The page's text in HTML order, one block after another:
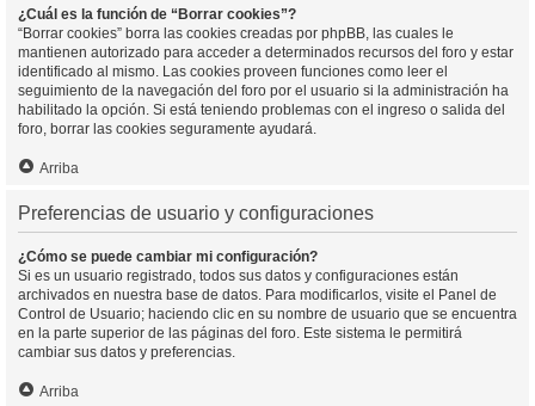
¿Cuál es la función de “Borrar cookies”?
“Borrar cookies” borra las cookies creadas por phpBB, las cuales le
mantienen autorizado para acceder a determinados recursos del foro y estar
identificado al mismo. Las cookies proveen funciones como leer el
seguimiento de la navegación del foro por el usuario si la administración ha
habilitado la opción. Si está teniendo problemas con el ingreso o salida del
foro, borrar las cookies seguramente ayudará.
Arriba
Preferencias de usuario y configuraciones
¿Cómo se puede cambiar mi configuración?
Si es un usuario registrado, todos sus datos y configuraciones están
archivados en nuestra base de datos. Para modificarlos, visite el Panel de
Control de Usuario; haciendo clic en su nombre de usuario que se encuentra
en la parte superior de las páginas del foro. Este sistema le permitirá
cambiar sus datos y preferencias.
Arriba